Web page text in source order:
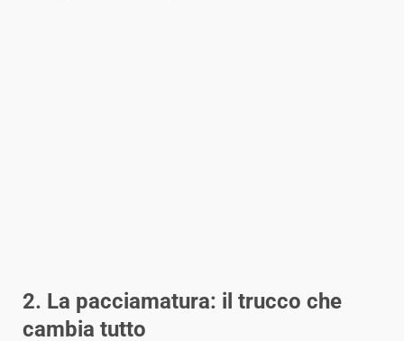
2. La pacciamatura: il trucco che
cambia tutto